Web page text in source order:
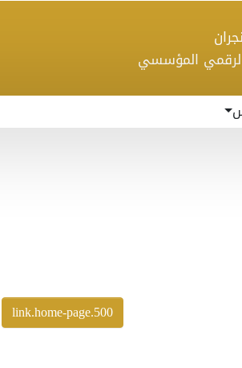
المؤسسي
500.link.home-page